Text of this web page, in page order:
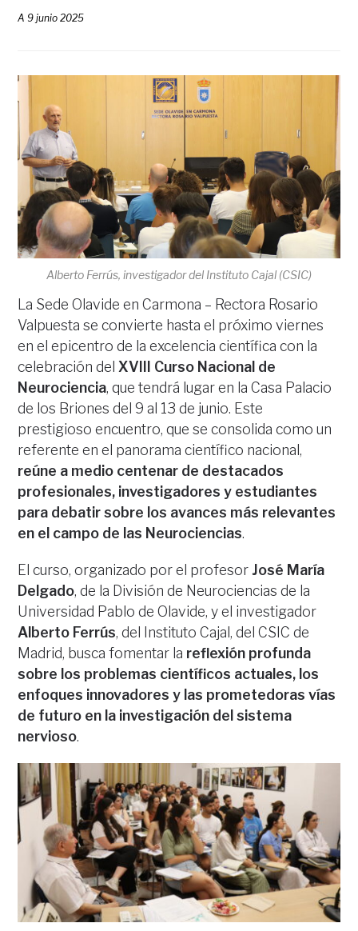
A 9 junio 2025
Alberto Ferrús, investigador del Instituto Cajal (CSIC)
La Sede Olavide en Carmona – Rectora Rosario
Valpuesta se convierte hasta el próximo viernes
en el epicentro de la excelencia científica con la
celebración del XVIII Curso Nacional de
Neurociencia, que tendrá lugar en la Casa Palacio
de los Briones del 9 al 13 de junio. Este
prestigioso encuentro, que se consolida como un
referente en el panorama científico nacional,
reúne a medio centenar de destacados
profesionales, investigadores y estudiantes
para debatir sobre los avances más relevantes
en el campo de las Neurociencias.
El curso, organizado por el profesor José María
Delgado, de la División de Neurociencias de la
Universidad Pablo de Olavide, y el investigador
Alberto Ferrús, del Instituto Cajal, del CSIC de
Madrid, busca fomentar la reflexión profunda
sobre los problemas científicos actuales, los
enfoques innovadores y las prometedoras vías
de futuro en la investigación del sistema
nervioso.